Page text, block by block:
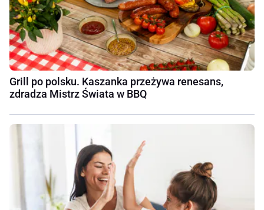
Grill po polsku. Kaszanka przeżywa renesans,
zdradza Mistrz Świata w BBQ